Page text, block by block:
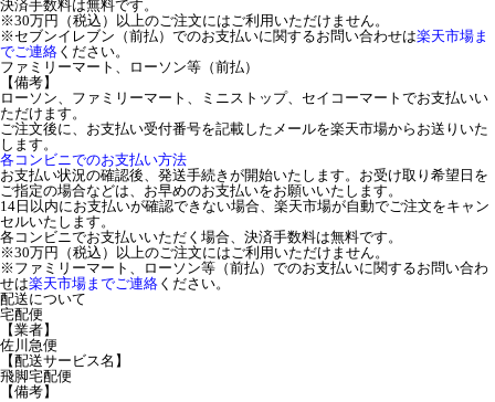
決済手数料は無料です。
※30万円（税込）以上のご注文にはご利用いただけません。
※セブンイレブン（前払）でのお支払いに関するお問い合わせは楽天市場ま
でご連絡 ください。
ファミリーマート、ローソン等（前払）
【備考】
ローソン、ファミリーマート、ミニストップ、セイコーマートでお支払いい
ただけます。
ご注文後に、お支払い受付番号を記載したメールを楽天市場からお送りいた
します。
各コンビニでのお支払い方法
お支払い状況の確認後、発送手続きが開始いたします。お受け取り希望日を
ご指定の場合などは、お早めのお支払いをお願いいたします。
14日以内にお支払いが確認できない場合、楽天市場が自動でご注文をキャン
セルいたします。
各コンビニでお支払いいただく場合、決済手数料は無料です。
※30万円（税込）以上のご注文にはご利用いただけません。
※ファミリーマート、ローソン等（前払）でのお支払いに関するお問い合わ
せは楽天市場までご連絡 ください。
配送について
宅配便
【業者】
佐川急便
【配送サービス名】
飛脚宅配便
【備考】